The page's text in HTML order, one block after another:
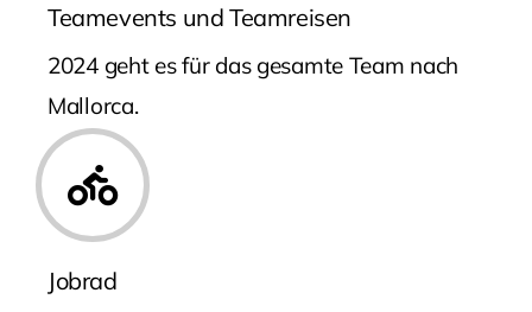
Teamevents und Teamreisen
2024 geht es für das gesamte Team nach
Mallorca.
Jobrad